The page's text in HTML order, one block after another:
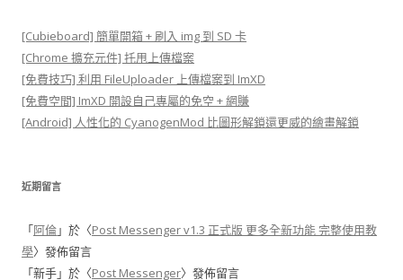
[Cubieboard] 簡單開箱 + 刷入 img 到 SD 卡
[Chrome 擴充元件] 托甩上傳檔案
[免費技巧] 利用 FileUploader 上傳檔案到 ImXD
[免費空間] ImXD 開設自己專屬的免空 + 網賺
[Android] 人性化的 CyanogenMod 比圖形解鎖還更威的繪畫解鎖
近期留言
「阿倫」於〈Post Messenger v1.3 正式版 更多全新功能 完整使用教
學〉發佈留言
「新手」於〈Post Messenger〉發佈留言